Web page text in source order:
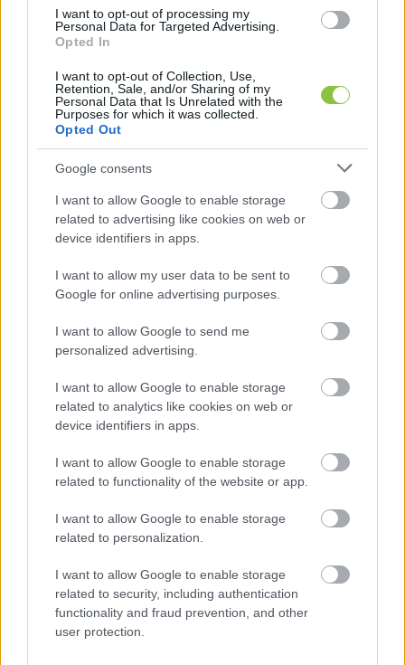
I want to opt-out of processing my
Personal Data for Targeted Advertising.
Opted In
I want to opt-out of Collection, Use,
Retention, Sale, and/or Sharing of my
Personal Data that Is Unrelated with the
Purposes for which it was collected.
Opted Out
Google consents
I want to allow Google to enable storage
related to advertising like cookies on web or
device identifiers in apps.
I want to allow my user data to be sent to
Google for online advertising purposes.
I want to allow Google to send me
personalized advertising.
I want to allow Google to enable storage
related to analytics like cookies on web or
device identifiers in apps.
I want to allow Google to enable storage
related to functionality of the website or app.
I want to allow Google to enable storage
related to personalization.
I want to allow Google to enable storage
related to security, including authentication
functionality and fraud prevention, and other
user protection.
Székesfehérvár fideszes
polgármestere több szempontból is
másképp értékeli a választásokat,
mint párttársai
polgármestere a 24.hu-nak adott interjút, amiben
elmondta, hogy "a háború mellett más témákkal is
Lapszemle